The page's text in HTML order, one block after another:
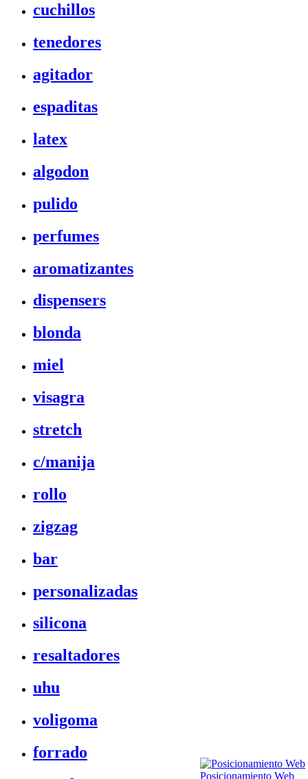
cuchillos
tenedores
agitador
espaditas
latex
algodon
pulido
perfumes
aromatizantes
dispensers
blonda
miel
visagra
stretch
c/manija
rollo
zigzag
bar
personalizadas
silicona
resaltadores
uhu
voligoma
forrado
Posicionamiento Web